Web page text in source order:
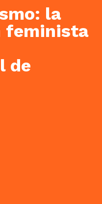
la
feminista
de